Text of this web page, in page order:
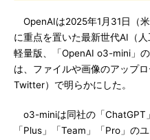
OpenAIは2025年1月31日（
に重点を置いた最新世代AI（
軽量版、「OpenAI o3-mini」
は、ファイルや画像のアップ
Twitter）で明らかにした。
o3-miniは同社の「ChatGPT
「Plus」「Team」「Pro」の